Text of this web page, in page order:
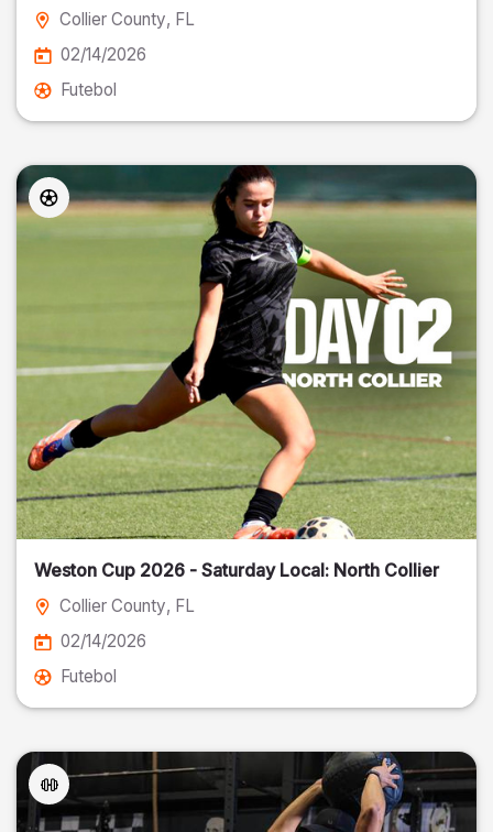
Collier County, FL
02/14/2026
Futebol
Weston Cup 2026 - Saturday Local: North Collier
Collier County, FL
02/14/2026
Futebol